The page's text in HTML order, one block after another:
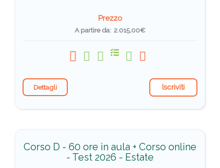
Prezzo
A partire da: 2.015,00€
Dettagli Iscriviti
Corso D - 60 ore in aula + Corso online
- Test 2026 - Estate